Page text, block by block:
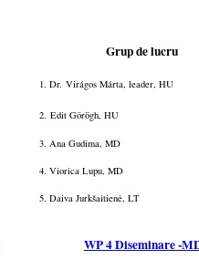
Grup de lucru
1. Dr. Virágos Márta, leader, HU
2. Edit Görögh, HU
3. Ana Gudima, MD
4. Viorica Lupu, MD
5. Daiva Jurkšaitienė, LT
WP 4 Diseminare -